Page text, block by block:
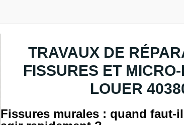
TRAVAUX DE
FISSURES ET
LOUER
Fissures murales : quand faut-